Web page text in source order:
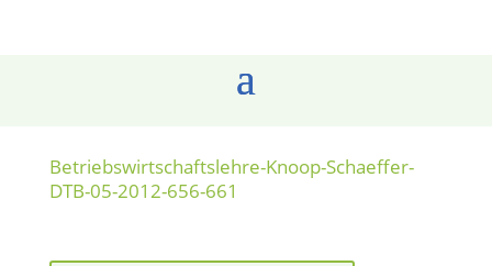
Betriebswirtschaftslehre-Knoop-Schaeffer-
DTB-05-2012-656-661